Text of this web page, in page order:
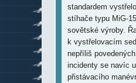
standardem
stíhače typu MiG-
sovětské výroby.
k vystřelovacím
nepříliš
incidenty se navíc
přistávacího